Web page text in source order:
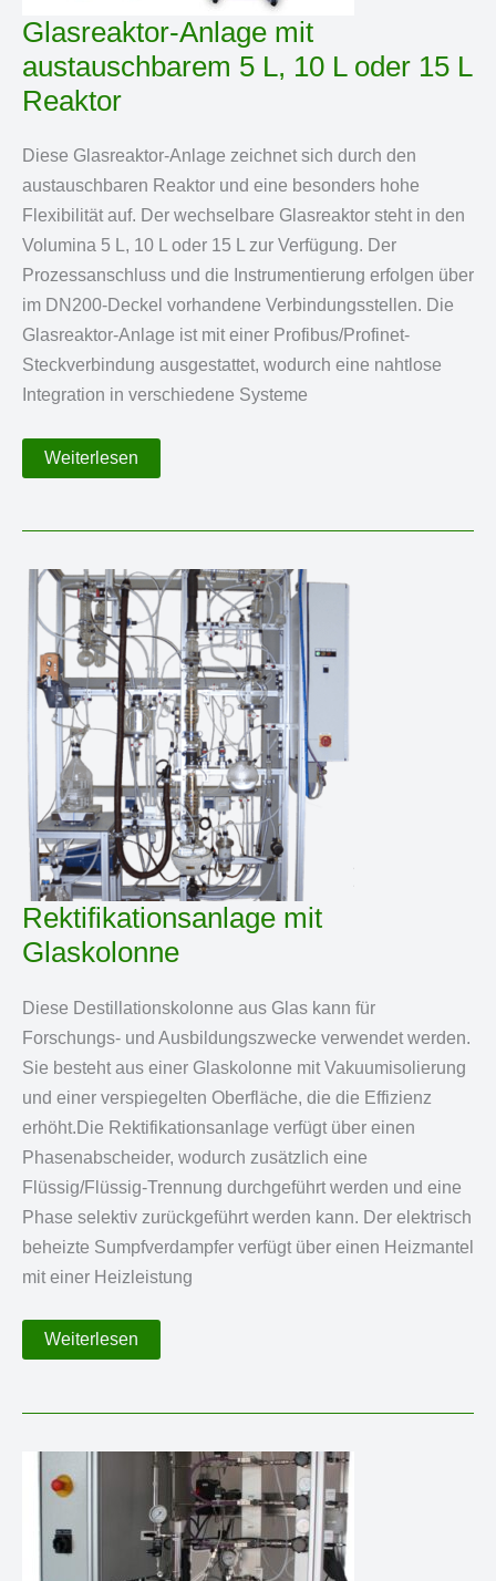
Glasreaktor-Anlage mit
austauschbarem 5 L, 10 L oder 15 L
Reaktor
Diese Glasreaktor-Anlage zeichnet sich durch den
austauschbaren Reaktor und eine besonders hohe
Flexibilität auf. Der wechselbare Glasreaktor steht in den
Volumina 5 L, 10 L oder 15 L zur Verfügung. Der
Prozessanschluss und die Instrumentierung erfolgen über
im DN200-Deckel vorhandene Verbindungsstellen. Die
Glasreaktor-Anlage ist mit einer Profibus/Profinet-
Steckverbindung ausgestattet, wodurch eine nahtlose
Integration in verschiedene Systeme
Glasreaktor-
Anlage
5
L
oder
L
Reaktor
Weiterlesen
Rektifikationsanlage mit
Glaskolonne
Diese Destillationskolonne aus Glas kann für
Forschungs- und Ausbildungszwecke verwendet werden.
Sie besteht aus einer Glaskolonne mit Vakuumisolierung
und einer verspiegelten Oberfläche, die die Effizienz
erhöht.Die Rektifikationsanlage verfügt über einen
Phasenabscheider, wodurch zusätzlich eine
Flüssig/Flüssig-Trennung durchgeführt werden und eine
Phase selektiv zurückgeführt werden kann. Der elektrisch
beheizte Sumpfverdampfer verfügt über einen Heizmantel
mit einer Heizleistung
Rektifikationsanlage
mit
Weiterlesen